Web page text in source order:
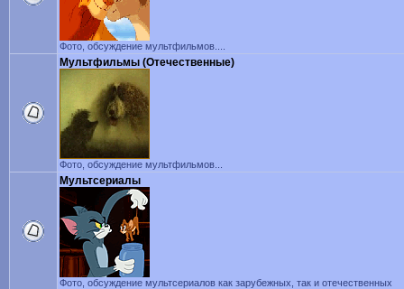
Фото, обсуждение мультфильмов....
Мультфильмы (Отечественные)
Фото, обсуждение мультфильмов...
Мультсериалы
Фото, обсуждение мультсериалов как зарубежных, так и отечественных